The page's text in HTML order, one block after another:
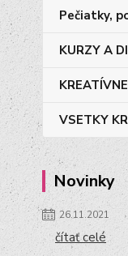
Pečiatky,
KURZY A
VSETKY
Novinky
26.11.2021
čítať celé